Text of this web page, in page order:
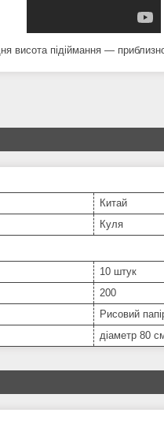
висота підіймання —
Китай
Куля
10 штук
200
Рисовий
діаметр 80